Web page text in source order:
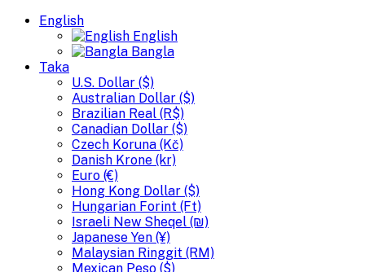
English
English
Bangla
Taka
U.S. Dollar ($)
Australian Dollar ($)
Brazilian Real (R$)
Canadian Dollar ($)
Czech Koruna (Kč)
Danish Krone (kr)
Euro (€)
Hong Kong Dollar ($)
Hungarian Forint (Ft)
Israeli New Sheqel (₪)
Japanese Yen (¥)
Malaysian Ringgit (RM)
Mexican Peso ($)